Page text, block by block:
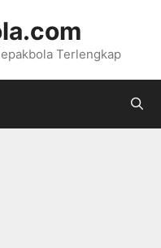
Terlengkap